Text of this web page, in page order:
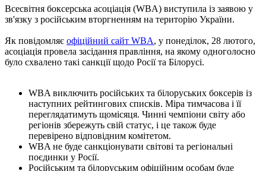
Всесвітня боксерська асоціація (WBA) виступила із заявою у
зв'язку з російським вторгненням на територію України.
Як повідомляє офіційний сайт WBA, у понеділок, 28 лютого,
асоціація провела засідання правління, на якому одноголосно
було схвалено такі санкції щодо Росії та Білорусі.
WBA виключить російських та білоруських боксерів із
наступних рейтингових списків. Міра тимчасова і її
переглядатимуть щомісяця. Чинні чемпіони світу або
регіонів збережуть свій статус, і це також буде
перевірено відповідним комітетом.
WBA не буде санкціонувати світові та регіональні
поєдинки у Росії.
Російським та білоруським офіційним особам буде